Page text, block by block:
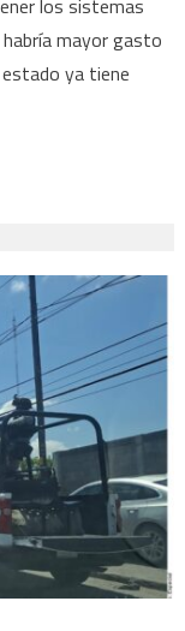
los sistemas
mayor gasto
ya tiene